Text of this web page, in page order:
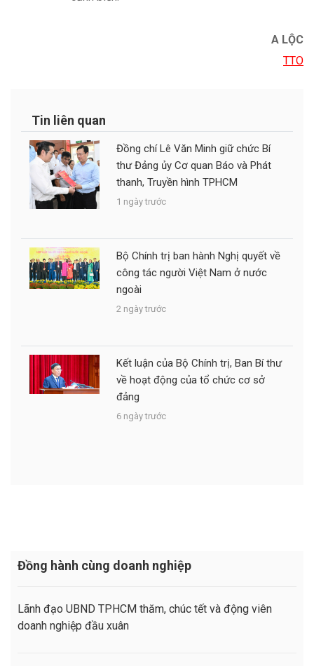
A LỘC
TTO
Tin liên quan
Đồng chí Lê Văn Minh giữ chức Bí
thư Đảng ủy Cơ quan Báo và Phát
thanh, Truyền hình TPHCM
1 ngày trước
Bộ Chính trị ban hành Nghị quyết về
công tác người Việt Nam ở nước
ngoài
2 ngày trước
Kết luận của Bộ Chính trị, Ban Bí thư
về hoạt động của tổ chức cơ sở
đảng
6 ngày trước
Đồng hành cùng doanh nghiệp
Lãnh đạo UBND TPHCM thăm, chúc tết và động viên
doanh nghiệp đầu xuân